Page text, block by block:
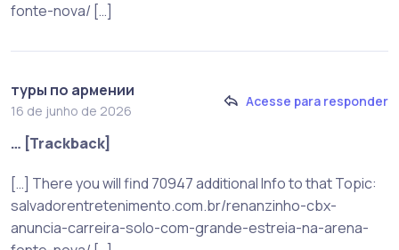
fonte-nova/ […]
туры по армении
16 de junho de 2026
Acesse para responder
… [Trackback]
[…] There you will find 70947 additional Info to that Topic:
salvadorentretenimento.com.br/renanzinho-cbx-
anuncia-carreira-solo-com-grande-estreia-na-arena-